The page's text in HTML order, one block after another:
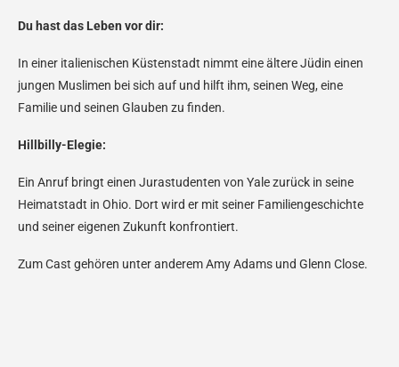
Du hast das Leben vor dir:
In einer italienischen Küstenstadt nimmt eine ältere Jüdin einen
jungen Muslimen bei sich auf und hilft ihm, seinen Weg, eine
Familie und seinen Glauben zu finden.
Hillbilly-Elegie:
Ein Anruf bringt einen Jurastudenten von Yale zurück in seine
Heimatstadt in Ohio. Dort wird er mit seiner Familiengeschichte
und seiner eigenen Zukunft konfrontiert.
Zum Cast gehören unter anderem Amy Adams und Glenn Close.